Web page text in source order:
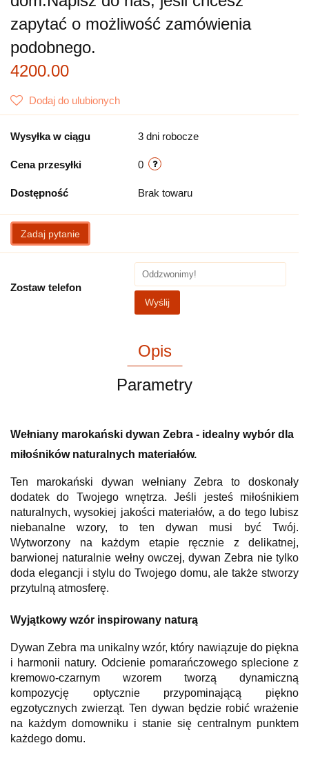
zapytać o możliwość zamówienia
podobnego.
4200.00
Dodaj do ulubionych
Wysyłka w ciągu 3 dni robocze
Cena przesyłki 0
Dostępność Brak towaru
Zadaj pytanie
Zostaw telefon
Wyślij
Opis
Parametry
Wełniany marokański dywan Zebra - idealny wybór dla
miłośników naturalnych materiałów.
Ten marokański dywan wełniany Zebra to doskonały
dodatek do Twojego wnętrza. Jeśli jesteś miłośnikiem
naturalnych, wysokiej jakości materiałów, a do tego lubisz
niebanalne wzory, to ten dywan musi być Twój.
Wytworzony na każdym etapie ręcznie z delikatnej,
barwionej naturalnie wełny owczej, dywan Zebra nie tylko
doda elegancji i stylu do Twojego domu, ale także stworzy
przytulną atmosferę.
Wyjątkowy wzór inspirowany naturą
Dywan Zebra ma unikalny wzór, który nawiązuje do piękna
i harmonii natury. Odcienie pomarańczowego splecione z
kremowo-czarnym wzorem tworzą dynamiczną
kompozycję optycznie przypominającą piękno
egzotycznych zwierząt. Ten dywan będzie robić wrażenie
na każdym domowniku i stanie się centralnym punktem
każdego domu.